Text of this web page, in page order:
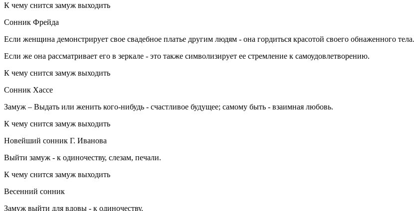
К чему снится замуж выходить
Сонник Фрейда
Если женщина демонстрирует свое свадебное платье другим людям - она гордиться красотой своего обнаженного тела.
Если же она рассматривает его в зеркале - это также символизирует ее стремление к самоудовлетворению.
К чему снится замуж выходить
Сонник Хассе
Замуж – Выдать или женить кого-нибудь - счастливое будущее; самому быть - взаимная любовь.
К чему снится замуж выходить
Новейший сонник Г. Иванова
Выйти замуж - к одиночеству, слезам, печали.
К чему снится замуж выходить
Весенний сонник
Замуж выйти для вдовы - к одиночеству.